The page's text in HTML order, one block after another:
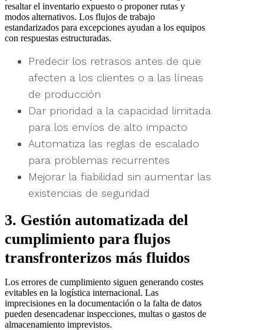
resaltar el inventario expuesto o proponer rutas y
modos alternativos. Los flujos de trabajo
estandarizados para excepciones ayudan a los equipos
con respuestas estructuradas.
Predecir los retrasos antes de que
afecten a los clientes o a las líneas
de producción
Dar prioridad a la capacidad limitada
para los envíos de alto impacto
Automatiza las reglas de escalado
para problemas recurrentes
Mejorar la fiabilidad sin aumentar las
existencias de seguridad
3. Gestión automatizada del
cumplimiento para flujos
transfronterizos más fluidos
Los errores de cumplimiento siguen generando costes
evitables en la logística internacional. Las
imprecisiones en la documentación o la falta de datos
pueden desencadenar inspecciones, multas o gastos de
almacenamiento imprevistos.